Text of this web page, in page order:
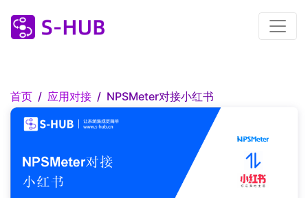
首页 应用对接 NPSMeter对接小红书